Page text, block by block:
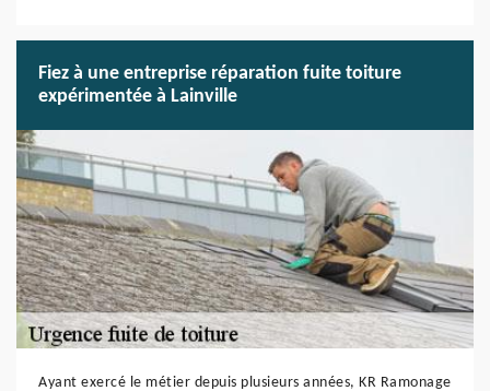
Fiez à une entreprise réparation fuite toiture
expérimentée à Lainville
Ayant exercé le métier depuis plusieurs années, KR Ramonage